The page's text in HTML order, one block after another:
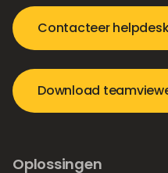
Contacteer
Download
Oplossingen